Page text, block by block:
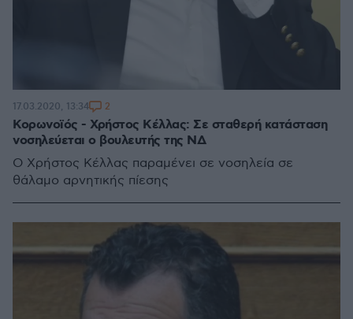
Κορωνοϊός - Χρήστος Κέλλας: Σε σταθερή κατάσταση
νοσηλεύεται ο βουλευτής της ΝΔ
Ο Χρήστος Κέλλας παραμένει σε νοσηλεία σε
θάλαμο αρνητικής πίεσης
17.03.2020, 13:34 2